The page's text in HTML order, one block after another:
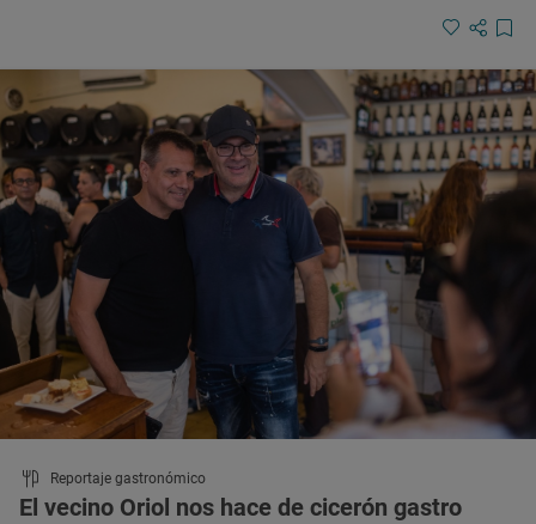
Reportaje gastronómico
El vecino Oriol nos hace de cicerón gastro